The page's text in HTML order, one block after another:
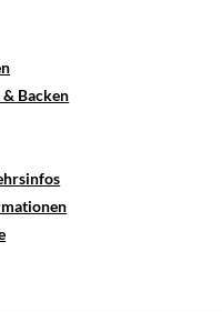
& Backen